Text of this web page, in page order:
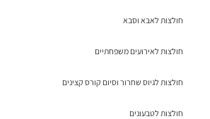
חולצות לאבא וסבא
חולצות לאירועים משפחתיים
חולצות לגיוס שחרור וסיום קורס קצינים
חולצות לטבעונים